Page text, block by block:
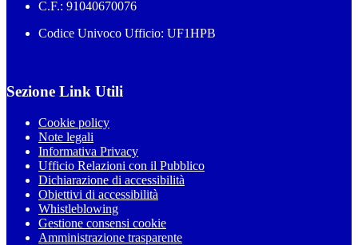
C.F.: 91040670076
Codice Univoco Ufficio: UF1HPB
Sezione Link Utili
Cookie policy
Note legali
Informativa Privacy
Ufficio Relazioni con il Pubblico
Dichiarazione di accessibilità
Obiettivi di accessibilità
Whistleblowing
Gestione consensi cookie
Amministrazione trasparente